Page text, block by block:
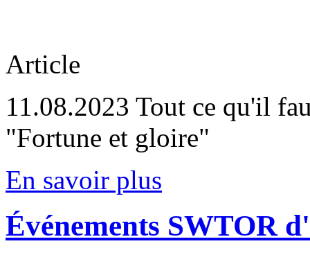
Article
11.08.2023 Tout ce qu'il
"Fortune et gloire"
En savoir plus
Événements SWTOR